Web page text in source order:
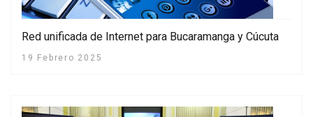
Red unificada de Internet para Bucaramanga y Cúcuta
19 Febrero 2025